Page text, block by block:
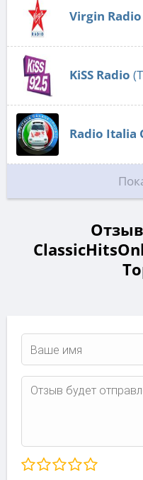
Virgin Radio
KiSS Radio
Radio Italia